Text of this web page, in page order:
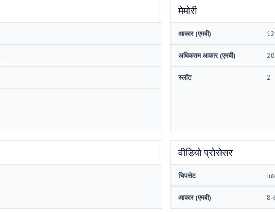
मेमोरी
आकार (एमबी)
अधिकतम आकार (एमबी)
स्लॉट 2
वीडियो प्रोसेसर
चिपसेट
आकार (एमबी) 8-